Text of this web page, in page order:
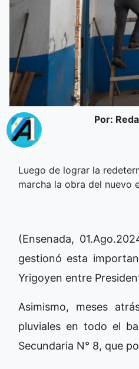
Por:
Luego de lograr la
marcha la obra del nuevo
(Ensenada,
gestionó esta
Yrigoyen entre
Asimismo, meses
pluviales en todo el
Secundaria N° 8, que